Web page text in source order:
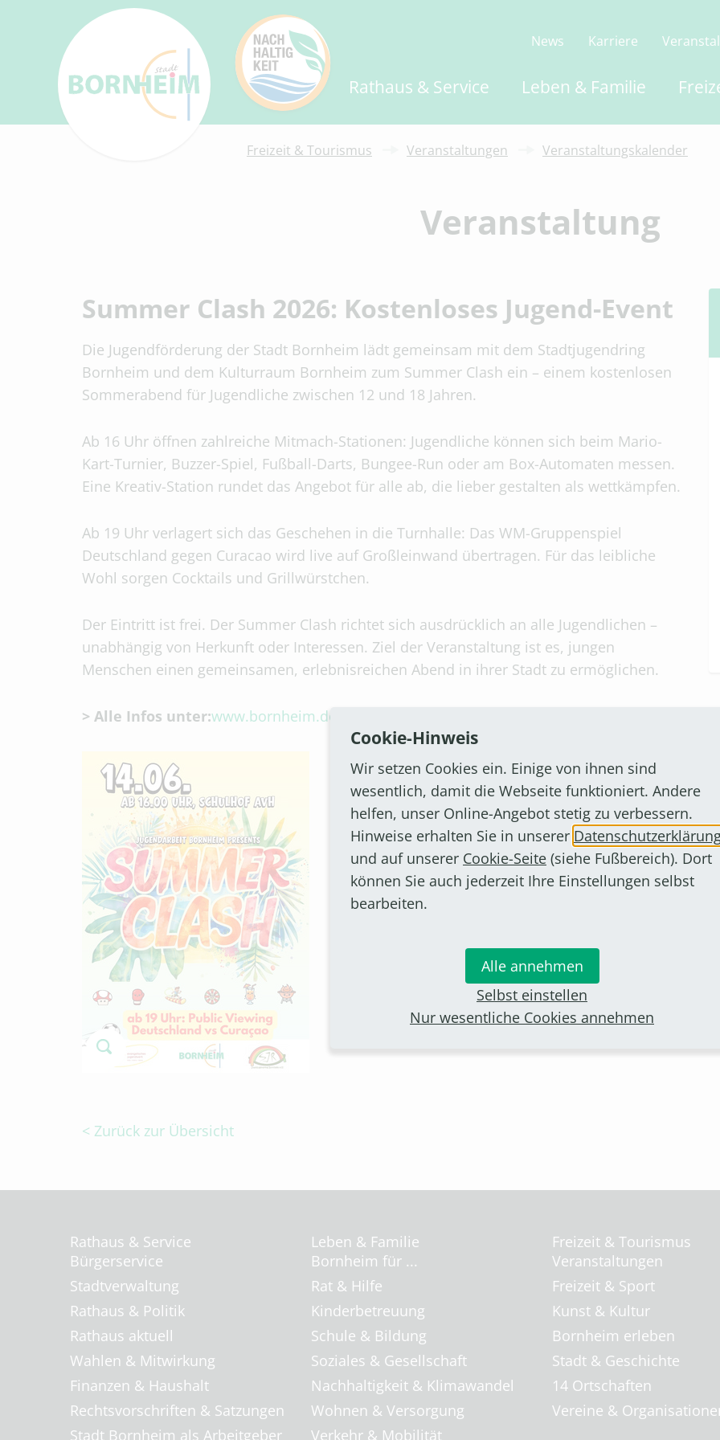
Rathaus & Service Leben & Familie
News Karriere
Freizeit & Tourismus Veranstaltungen Veranstaltungskalender
Veranstaltung
Summer Clash 2026: Kostenloses Jugend-Event
Die Jugendförderung der Stadt Bornheim lädt gemeinsam mit dem Stadtjugendring
Bornheim und dem Kulturraum Bornheim zum Summer Clash ein – einem kostenlosen
Sommerabend für Jugendliche zwischen 12 und 18 Jahren.
Ab 16 Uhr öffnen zahlreiche Mitmach-Stationen: Jugendliche können sich beim Mario-
Kart-Turnier, Buzzer-Spiel, Fußball-Darts, Bungee-Run oder am Box-Automaten messen.
Eine Kreativ-Station rundet das Angebot für alle ab, die lieber gestalten als wettkämpfen.
Ab 19 Uhr verlagert sich das Geschehen in die Turnhalle: Das WM-Gruppenspiel
Deutschland gegen Curacao wird live auf Großleinwand übertragen. Für das leibliche
Wohl sorgen Cocktails und Grillwürstchen.
Der Eintritt ist frei. Der Summer Clash richtet sich ausdrücklich an alle Jugendlichen –
unabhängig von Herkunft oder Interessen. Ziel der Veranstaltung ist es, jungen
Menschen einen gemeinsamen, erlebnisreichen Abend in ihrer Stadt zu ermöglichen.
> Alle Infos unter:www.bornheim.de/summer-clash
< Zurück zur Übersicht
Rathaus & Service
Bürgerservice
Stadtverwaltung
Rathaus & Politik
Rathaus aktuell
Wahlen & Mitwirkung
Finanzen & Haushalt
Rechtsvorschriften & Satzungen
Stadt Bornheim als Arbeitgeber
Leben & Familie
Bornheim für ...
Rat & Hilfe
Kinderbetreuung
Schule & Bildung
Soziales & Gesellschaft
Nachhaltigkeit & Klimawandel
Wohnen & Versorgung
Verkehr & Mobilität
Freizeit & Tourismus
Veranstaltungen
Freizeit & Sport
Kunst & Kultur
Bornheim erleben
Stadt & Geschichte
14 Ortschaften
Vereine &
Cookie-Hinweis
Wir setzen Cookies ein. Einige von ihnen sind
wesentlich, damit die Webseite funktioniert. Andere
helfen, unser Online-Angebot stetig zu verbessern.
Hinweise erhalten Sie in unserer
und auf unserer Cookie-Seite (siehe Fußbereich). Dort
können Sie auch jederzeit Ihre Einstellungen selbst
bearbeiten.
Alle annehmen
Selbst einstellen
Nur wesentliche Cookies annehmen